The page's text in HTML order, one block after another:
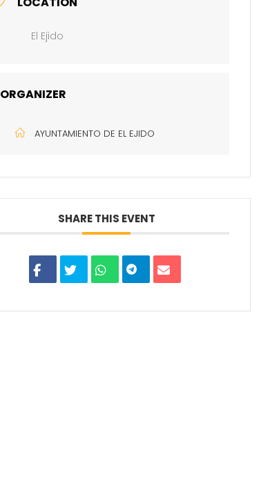
El Ejido
ORGANIZER
AYUNTAMIENTO DE EL EJIDO
SHARE THIS EVENT